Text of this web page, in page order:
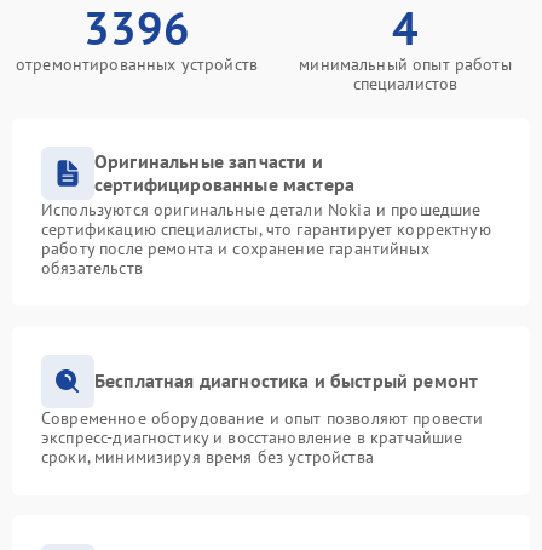
3396
отремонтированных устройств
4
минимальный опыт работы
специалистов
Оригинальные запчасти и
сертифицированные мастера
Используются оригинальные детали Nokia и прошедшие
сертификацию специалисты, что гарантирует корректную
работу после ремонта и сохранение гарантийных
обязательств
Бесплатная диагностика и быстрый ремонт
Современное оборудование и опыт позволяют провести
экспресс-диагностику и восстановление в кратчайшие
сроки, минимизируя время без устройства